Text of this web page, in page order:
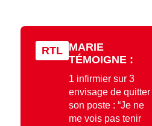
RTL MARIE
TÉMOIGNE :
1 infirmier sur 3
envisage de quitter
son poste : “Je ne
me vois pas tenir